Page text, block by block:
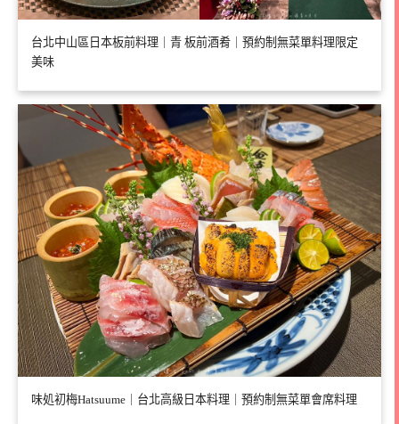
台北中山區日本板前料理｜青 板前酒肴｜預約制無菜單料理限定
美味
味処初梅Hatsuume｜台北高級日本料理｜預約制無菜單會席料理